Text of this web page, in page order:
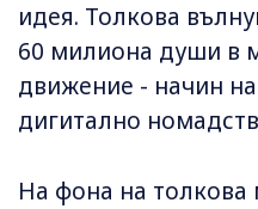
идея. Толкова
60 милиона души в
движение - начин
дигитално
На фона на толкова